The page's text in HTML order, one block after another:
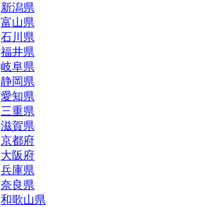
新潟県
富山県
石川県
福井県
岐阜県
静岡県
愛知県
三重県
滋賀県
京都府
大阪府
兵庫県
奈良県
和歌山県